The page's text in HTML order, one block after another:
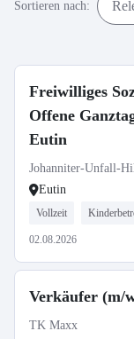
Sortieren nach:
Freiwilliges
Offene
Eutin
Johanniter-Unfall-
Eutin
Vollzeit
02.08.2026
Verkäufer (m/
TK Maxx